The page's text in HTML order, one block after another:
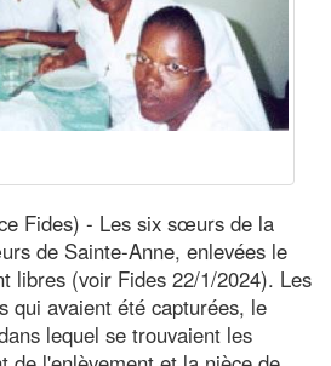
Fides) - Les six sœurs de la
de Sainte-Anne, enlevées le
libres (voir Fides 22/1/2024). Les
qui avaient été capturées, le
lequel se trouvaient les